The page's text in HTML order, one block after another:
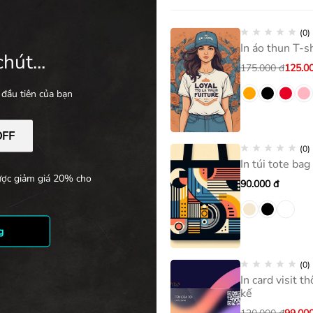
Mẹ và Bé
tiên của bạn
giảm giá 20% cho
(0)
In áo thun T-
175.000đ
(0)
In túi tote
90.000đ
(0)
In card visit
kế